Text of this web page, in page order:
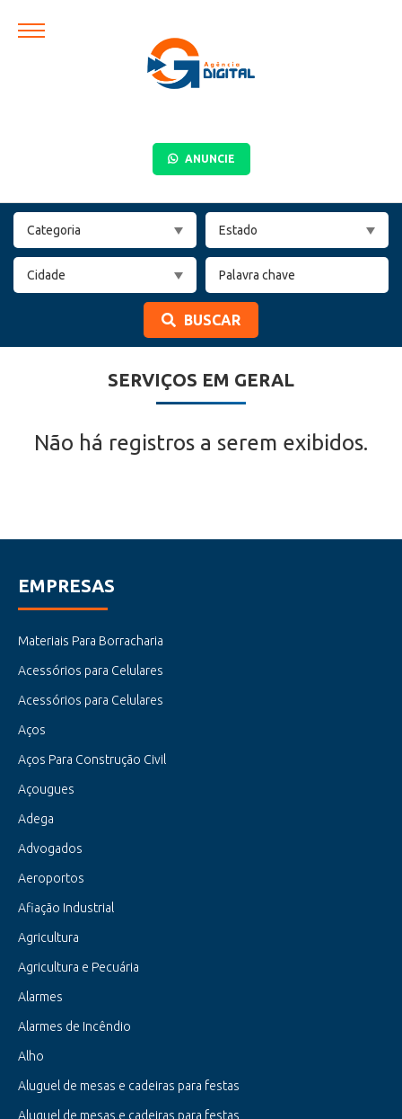
ANUNCIE
BUSCAR
SERVIÇOS EM GERAL
Não há registros a serem exibidos.
EMPRESAS
Materiais Para Borracharia
Acessórios para Celulares
Acessórios para Celulares
Aços
Aços Para Construção Civil
Açougues
Adega
Advogados
Aeroportos
Afiação Industrial
Agricultura
Agricultura e Pecuária
Alarmes
Alarmes de Incêndio
Alho
Aluguel de mesas e cadeiras para festas
Aluguel de mesas e cadeiras para festas